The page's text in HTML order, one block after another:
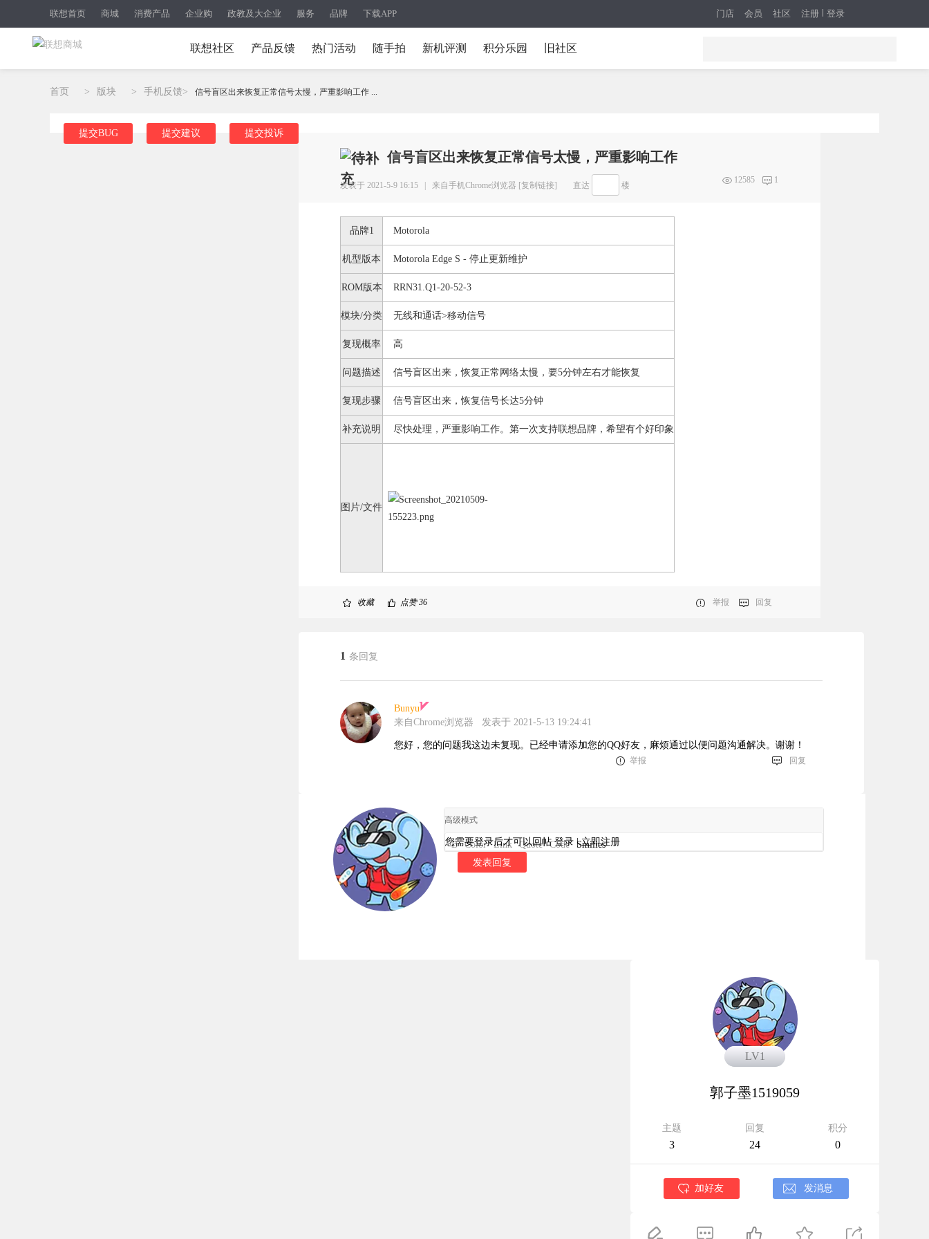
联想首页 商城 消费产品 企业购 政教及大企业 服务 品牌 下载APP 注册 登录
门店 会员 社区
联想社区 产品反馈 热门活动 随手拍 新机评测 积分乐园 旧社区
首页 > 版块 > 手机反馈> 信号盲区出来恢复正常信号太慢，严重影响工作 ...
提交BUG 提交建议 提交投诉
信号盲区出来恢复正常信号太慢，严重影响工作
发表于 2021-5-9 16:15 | 来自手机Chrome浏览器 [复制链接] 直达 楼
12585 1
品牌1 Motorola
机型版本 Motorola Edge S - 停止更新维护
ROM版本 RRN31.Q1-20-52-3
模块/分类 无线和通话>移动信号
复现概率 高
问题描述 信号盲区出来，恢复正常网络太慢，要5分钟左右才能恢复
复现步骤 信号盲区出来，恢复信号长达5分钟
补充说明 尽快处理，严重影响工作。第一次支持联想品牌，希望有个好印象
图片/文件
收藏 点赞36 举报 回复
1 条回复
Bunyu
来自Chrome浏览器
发表于 2021-5-13 19:24:41
您好，您的问题我这边未复现。已经申请添加您的QQ好友，麻烦通过以便问题沟通解决。谢谢！
回复
举报
高级模式
B Color Link Quote Code Smilies
您需要登录后才可以回帖登录 |立即注册
发表回复
LV1
LV1
郭子墨1519059
主题
3
回复
24
积分
0
加好友 发消息